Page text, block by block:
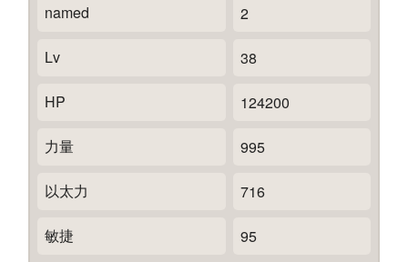
named 2
Lv 38
HP 124200
力量 995
以太力 716
敏捷 95